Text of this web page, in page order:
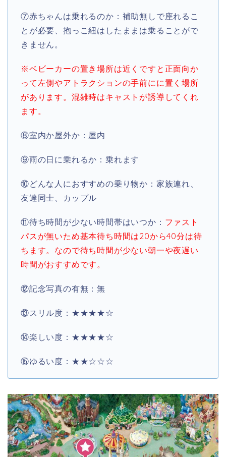
⑦赤ちゃんは乗れるのか：補助無しで座れるこ
とが必要、抱っこ紐はしたままは乗ることがで
きません。
※ベビーカーの置き場所は近くですと正面向か
って左側やアトラクションの手前にに置く場所
があります。混雑時はキャストが誘導してくれ
ます。
⑧室内か屋外か：屋内
⑨雨の日に乗れるか：乗れます
⑩どんな人におすすめの乗り物か：家族連れ、
友達同士、カップル
⑪待ち時間が少ない時間帯はいつか： ファスト
パスが無いため基本待ち時間は20から40分は待
ちます。なので待ち時間が少ない朝一や夜遅い
時間がおすすめです。
⑫記念写真の有無：無
⑬スリル度：★★★★☆
⑭楽しい度：★★★★☆
⑮ゆるい度：★★☆☆☆